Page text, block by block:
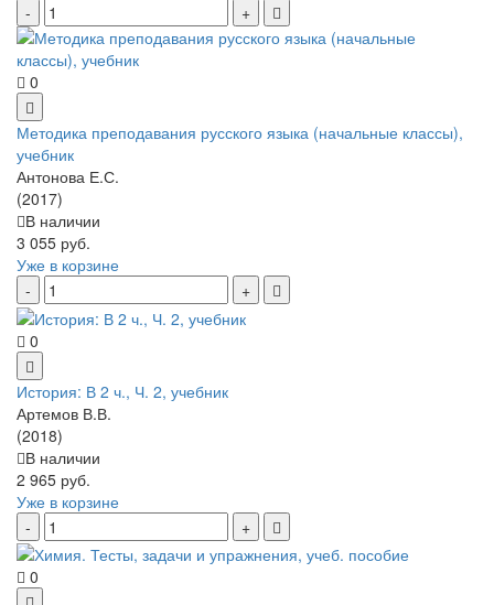
0
Методика преподавания русского языка (начальные классы),
учебник
Антонова Е.С.
(2017)
В наличии
3 055 руб.
Уже в корзине
0
История: В 2 ч., Ч. 2, учебник
Артемов В.В.
(2018)
В наличии
2 965 руб.
Уже в корзине
0